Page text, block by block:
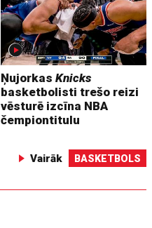
ŅujorkasKnicks
basketbolisti trešo reizi
vēsturē izcīna NBA
čempiontitulu
Vairāk BASKETBOLS